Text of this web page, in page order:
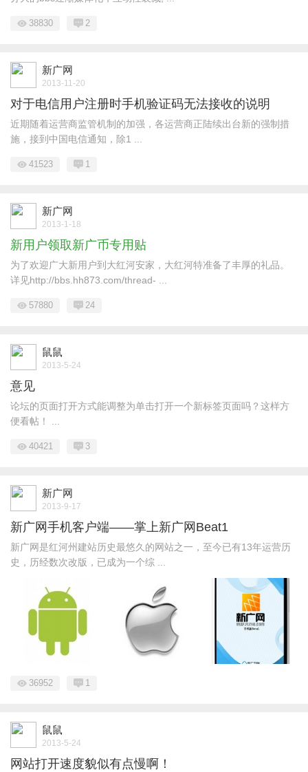
38830 2
新广网
2013-11-20
对于电信用户注册时手机验证码无法接收的说明
近期随着运营商监管机制的加强，各运营商正陆续出台新的强制措
施，接到中国电信通知，除1 ...
41523 1
新广网
2013-1-18
新用户领取新广币专用贴
为了欢迎广大新用户到大红河安家，大红河特准备了丰厚的礼品。
详见http://bbs.hh873.com/thread- ...
57880 24
鼠鼠
2013-5-24
意见
论坛的页面打开方式能调整为单击打开一个新标签页面吗？这样方
便看帖！ ...
40421 3
新广网
2013-9-17
新广网手机客户端——掌上新广网Beat1
新广网是红河州建站历史最悠久的网站之一，至今已有13年运营历
史，历经数次改版，已成为一个综 ...
36952 1
鼠鼠
2013-5-24
网站打开速度貌似有点慢啊！